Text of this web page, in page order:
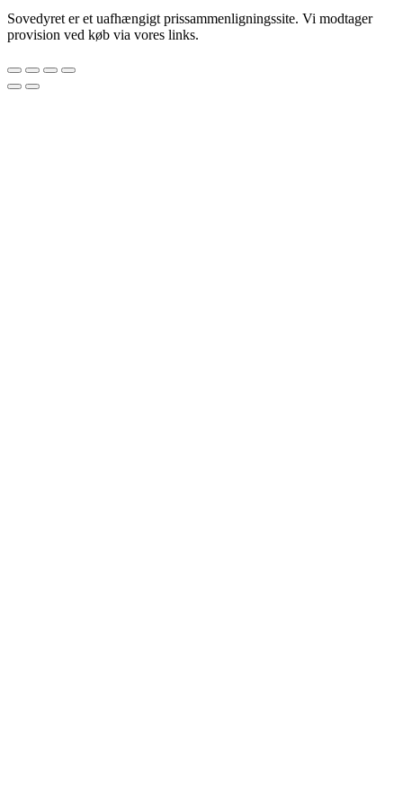
Sovedyret er et uafhængigt prissammenligningssite. Vi modtager
provision ved køb via vores links.